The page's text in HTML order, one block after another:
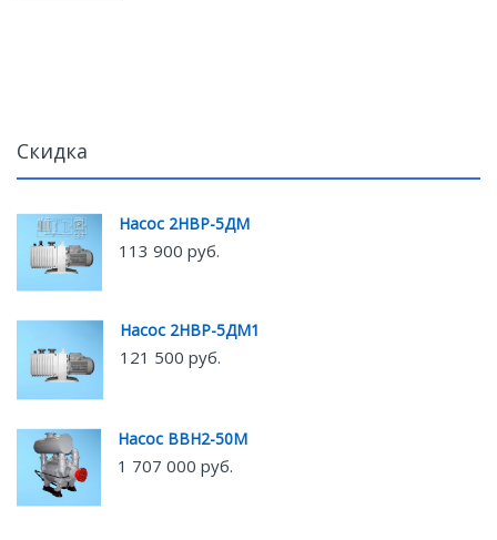
Скидка
Насос 2НВР-5ДМ
113 900 руб.
Насос 2НВР-5ДМ1
121 500 руб.
Насос ВВН2-50М
1 707 000 руб.